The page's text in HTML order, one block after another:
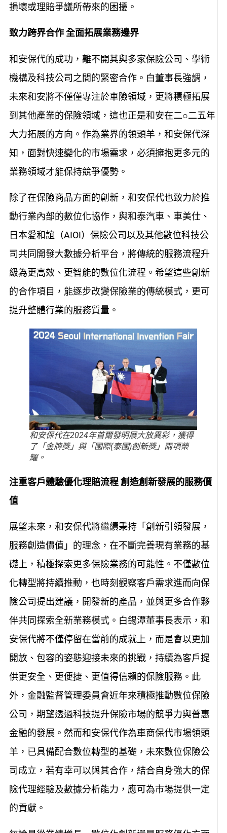
損壞或理賠爭議所帶來的困擾。
致力跨界合作全面拓展業務邊界
和安保代的成功，離不開其與多家保險公司、學術
機構及科技公司之間的緊密合作。白董事長強調，
未來和安將不僅僅專注於車險領域，更將積極拓展
到其他產業的保險領域，這也正是和安在二○二五年
大力拓展的方向。作為業界的領頭羊，和安保代深
知，面對快速變化的市場需求，必須擁抱更多元的
業務領域才能保持競爭優勢。
除了在保險商品方面的創新，和安保代也致力於推
動行業內部的數位化協作，與和泰汽車、車美仕、
日本愛和誼（AIOI）保險公司以及其他數位科技公
司共同開發大數據分析平台，將傳統的服務流程升
級為更高效、更智能的數位化流程。希望這些創新
的合作項目，能逐步改變保險業的傳統模式，更可
提升整體行業的服務質量。
和安保代在2024年首爾發明展大放異彩，獲得
了「金牌獎」與「國際(泰國)創新獎」兩項榮
耀。
注重客戶體驗優化理賠流程創造創新發展的服務價
值
展望未來，和安保代將繼續秉持「創新引領發展，
服務創造價值」的理念，在不斷完善現有業務的基
礎上，積極探索更多保險業務的可能性。不僅數位
化轉型將持續推動，也時刻觀察客戶需求進而向保
險公司提出建議，開發新的產品，並與更多合作夥
伴共同探索全新業務模式。白錫潭董事長表示，和
安保代將不僅停留在當前的成就上，而是會以更加
開放、包容的姿態迎接未來的挑戰，持續為客戶提
供更安全、更便捷、更值得信賴的保險服務。此
外，金融監督管理委員會近年來積極推動數位保險
公司，期望透過科技提升保險市場的競爭力與普惠
金融的發展。然而和安保代作為車商保代市場領頭
羊，已具備配合數位轉型的基礎，未來數位保險公
司成立，若有幸可以與其合作，結合自身強大的保
險代理經驗及數據分析能力，應可為市場提供一定
的貢獻。